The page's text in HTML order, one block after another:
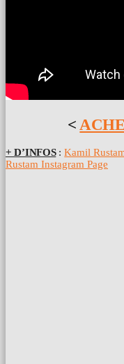
<
+ D’INFOS:Kamil
Rustam Instagram Page